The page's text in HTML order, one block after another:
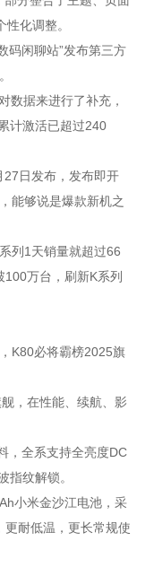
化调整。
闲聊站”发布第三方
据来进行了补充，
计激活已超过240
日发布，发布即开
能够说是爆款新机之
列1天销量就超过66
万台，刷新K系列
K80必将霸榜2025旗
，在性能、续航、影
全系支持全亮度DC
指纹解锁。
小米金沙江电池，采
更耐低温，更长常规使